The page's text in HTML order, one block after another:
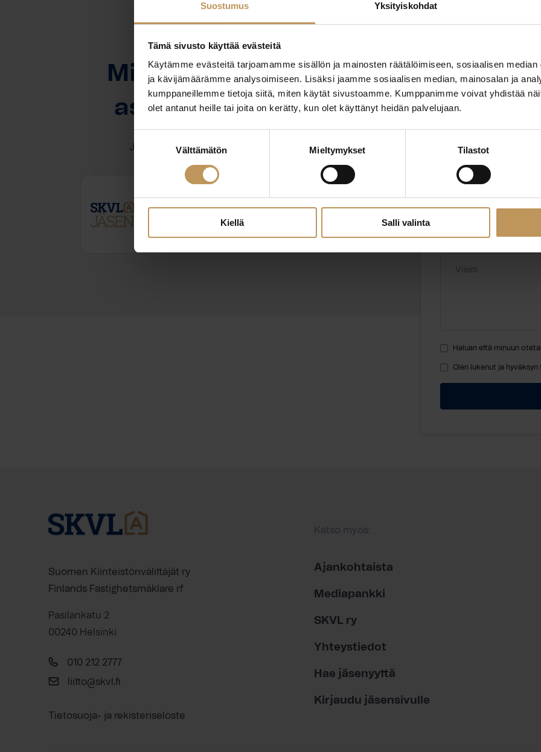
Suostumus Yksityiskohdat
Tämä sivusto käyttää evästeitä
Käytämme evästeitä tarjoamamme sisällön ja mainosten räätälöimiseen, sosiaalisen
ja kävijämäärämme analysoimiseen. Lisäksi jaamme sosiaalisen median, mainosalan ja
kumppaneillemme tietoja siitä, miten käytät sivustoamme. Kumppanimme voivat yhdistää
olet antanut heille tai joita on kerätty, kun olet käyttänyt heidän palvelujaan.
valinta
Välttämätön Mieltymykset Tilastot
Kiellä Salli valinta
OTA YHTEYTTÄ
Miten voin auttaa
asuntoasioissa?
Jätä yhteystietosi, niin otan yhteyttä
eero@assalkv.fi
*
Haluan että minuun
Olen lukenut ja hyväksyn
Suomen Kiinteistönvälittäjät ry
Finlands Fastighetsmäklare rf
Pasilankatu 2
00240 Helsinki
010 212 2777
liitto@skvl.fi
Tietosuoja- ja rekisteriseloste
Katso myös:
Ajankohtaista
Mediapankki
SKVL ry
Yhteystiedot
Hae jäsenyyttä
Kirjaudu jäsensivulle